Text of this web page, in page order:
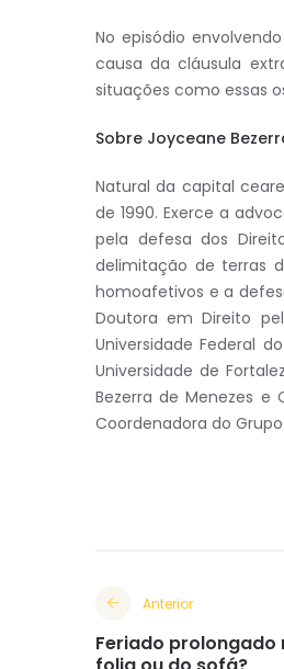
No episódio
causa da cláusula
situações como essas
Sobre Joyceane
Natural da capital
de 1990. Exerce a
pela defesa dos
delimitação de terras
homoafetivos e a
Doutora em Direito
Universidade Federal
Universidade de
Bezerra de Menezes e
Coordenadora do
Anterior
Feriado prolongado